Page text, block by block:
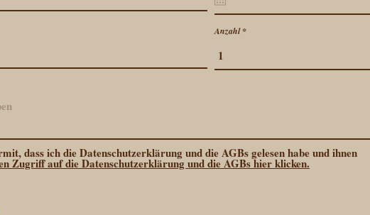
r
Anzahl
dass ich die Datenschutzerklärung und die AGBs gelesen habe und ihnen
Zugriff auf die Datenschutzerklärung und die AGBs hier klicken.